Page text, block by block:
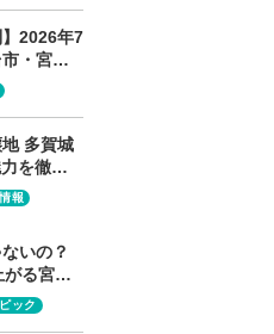
】2026年7
・宮城
各銀行
多賀城
を徹底
報
いの？
る宮城
さかの
ック